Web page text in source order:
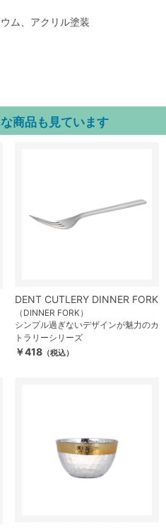
ム、アクリル塗装
商品も見ています
DENT CUTLERY DINNER FORK
（DINNER FORK）
シンプル過ぎないデザインが魅力のカ
トラリーシリーズ
￥418 （税込）